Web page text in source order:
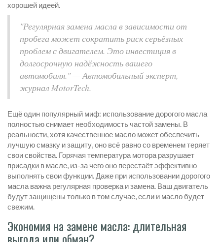
хорошей идеей.
"Регулярная замена масла в зависимости от
пробега может сократить риск серьёзных
проблем с двигателем. Это инвестиция в
долгосрочную надёжность вашего
автомобиля." — Автомобильный эксперт,
журнал MotorTech.
Ещё один популярный миф: использование дорогого масла
полностью снимает необходимость частой замены. В
реальности, хотя качественное масло может обеспечить
лучшую смазку и защиту, оно всё равно со временем теряет
свои свойства. Горячая температура мотора разрушает
присадки в масле, из-за чего оно перестаёт эффективно
выполнять свои функции. Даже при использовании дорогого
масла важна регулярная проверка и замена. Ваш двигатель
будут защищены только в том случае, если и масло будет
свежим.
Экономия на замене масла: длительная